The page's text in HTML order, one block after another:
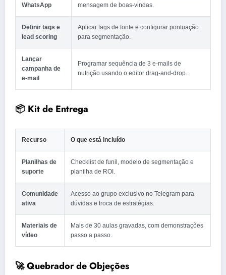
WhatsApp
mensagem de boas‑vindas.
Definir tags e
lead scoring
Aplicar tags de fonte e configurar pontuação
para segmentação.
Lançar
campanha de
e‑mail
Programar sequência de 3 e‑mails de
nutrição usando o editor drag‑and‑drop.
📦 Kit de Entrega
Recurso O que está incluído
Planilhas de
suporte
Checklist de funil, modelo de segmentação e
planilha de ROI.
Comunidade
ativa
Acesso ao grupo exclusivo no Telegram para
dúvidas e troca de estratégias.
Materiais de
vídeo
Mais de 30 aulas gravadas, com demonstrações
passo a passo.
🚀 Quebrador de Objeções